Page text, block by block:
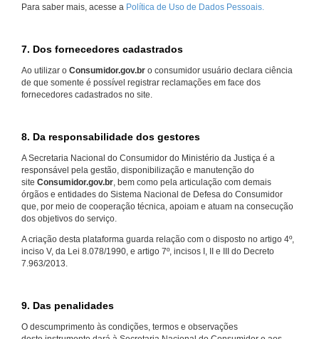
Para saber mais, acesse a Política de Uso de Dados Pessoais.
7. Dos fornecedores cadastrados
Ao utilizar o Consumidor.gov.br o consumidor usuário declara ciência
de que somente é possível registrar reclamações em face dos
fornecedores cadastrados no site.
8. Da responsabilidade dos gestores
A Secretaria Nacional do Consumidor do Ministério da Justiça é a
responsável pela gestão, disponibilização e manutenção do
site Consumidor.gov.br, bem como pela articulação com demais
órgãos e entidades do Sistema Nacional de Defesa do Consumidor
que, por meio de cooperação técnica, apoiam e atuam na consecução
dos objetivos do serviço.
A criação desta plataforma guarda relação com o disposto no artigo 4º,
inciso V, da Lei 8.078/1990, e artigo 7º, incisos I, II e III do Decreto
7.963/2013.
9. Das penalidades
O descumprimento às condições, termos e observações